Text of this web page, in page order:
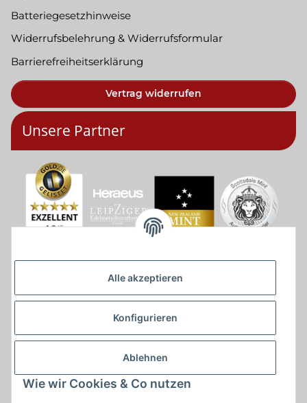
Alle akzeptieren
Konfigurieren
Ablehnen
Wie wir Cookies & Co nutzen
Batteriegesetzhinweise
Widerrufsbelehrung & Widerrufsformular
Barrierefreiheitserklärung
Vertrag widerrufen
Unsere Partner